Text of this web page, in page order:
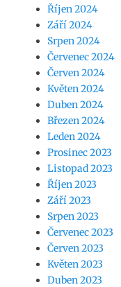
Říjen 2024
Září 2024
Srpen 2024
Červenec 2024
Červen 2024
Květen 2024
Duben 2024
Březen 2024
Leden 2024
Prosinec 2023
Listopad 2023
Říjen 2023
Září 2023
Srpen 2023
Červenec 2023
Červen 2023
Květen 2023
Duben 2023